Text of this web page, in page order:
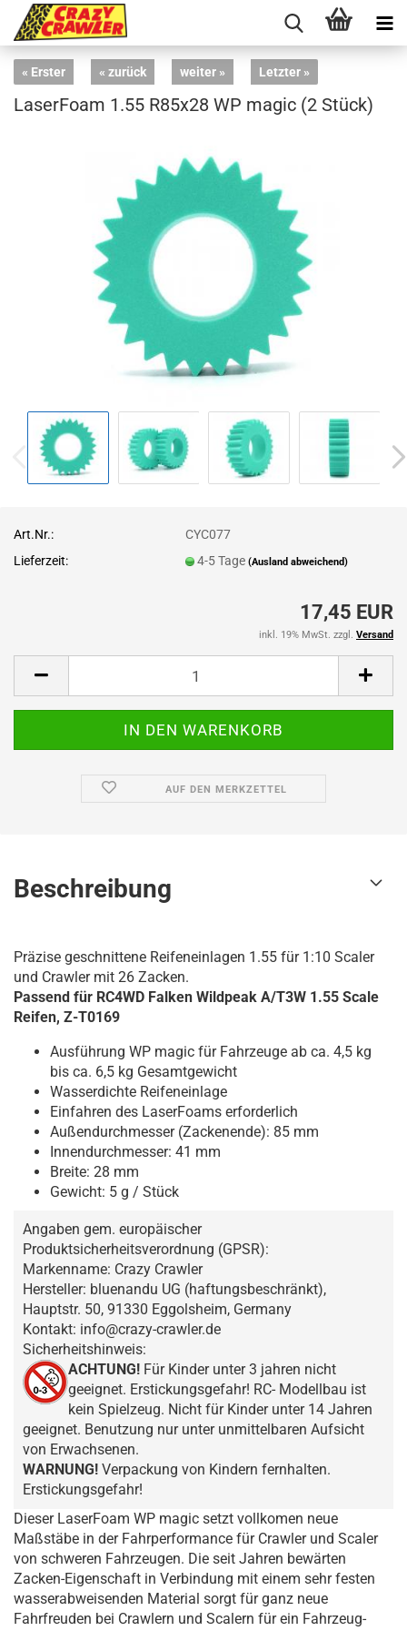
« Erster « zurück weiter » Letzter »
LaserFoam 1.55 R85x28 WP magic (2 Stück)
Art.Nr.:
CYC077
Lieferzeit:
4-5 Tage(Ausland abweichend)
17,45 EUR
inkl. 19% MwSt. zzgl. Versand
AUF DEN MERKZETTEL
Beschreibung
Präzise geschnittene Reifeneinlagen 1.55 für 1:10 Scaler
und Crawler mit 26 Zacken.
Passend für RC4WD Falken Wildpeak A/T3W 1.55 Scale
Reifen, Z-T0169
Ausführung WP magic für Fahrzeuge ab ca. 4,5 kg
bis ca. 6,5 kg Gesamtgewicht
Wasserdichte Reifeneinlage
Einfahren des LaserFoams erforderlich
Außendurchmesser (Zackenende): 85 mm
Innendurchmesser: 41 mm
Breite: 28 mm
Gewicht: 5 g / Stück
Angaben gem. europäischer
Produktsicherheitsverordnung (GPSR):
Markenname: Crazy Crawler
Hersteller: bluenandu UG (haftungsbeschränkt),
Hauptstr. 50, 91330 Eggolsheim, Germany
Kontakt: info@crazy-crawler.de
Sicherheitshinweis:
ACHTUNG! Für Kinder unter 3 jahren nicht
geeignet. Erstickungsgefahr! RC- Modellbau ist
kein Spielzeug. Nicht für Kinder unter 14 Jahren
geeignet. Benutzung nur unter unmittelbaren Aufsicht
von Erwachsenen.
WARNUNG! Verpackung von Kindern fernhalten.
Erstickungsgefahr!
Dieser LaserFoam WP magic setzt vollkomen neue
Maßstäbe in der Fahrperformance für Crawler und Scaler
von schweren Fahrzeugen. Die seit Jahren bewärten
Zacken-Eigenschaft in Verbindung mit einem sehr festen
wasserabweisenden Material sorgt für ganz neue
Fahrfreuden bei Crawlern und Scalern für ein Fahrzeug-